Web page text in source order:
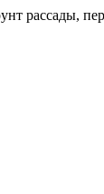
рассады,